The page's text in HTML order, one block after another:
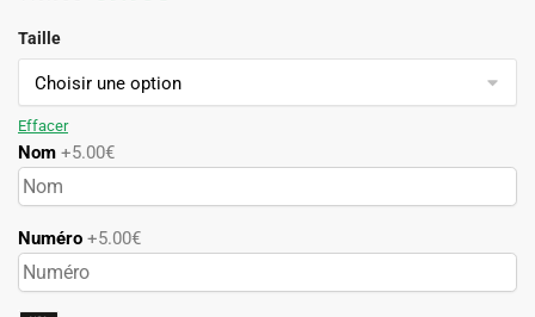
initial
était :
actuel
est :
Taille
Effacer
Nom +5.00€
Numéro +5.00€